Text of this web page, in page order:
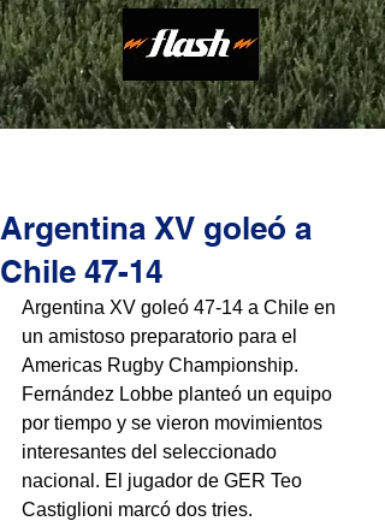
Argentina XV goleó a
Chile 47-14
Argentina XV goleó 47-14 a Chile en
un amistoso preparatorio para el
Americas Rugby Championship.
Fernández Lobbe planteó un equipo
por tiempo y se vieron movimientos
interesantes del seleccionado
nacional. El jugador de GER Teo
Castiglioni marcó dos tries.